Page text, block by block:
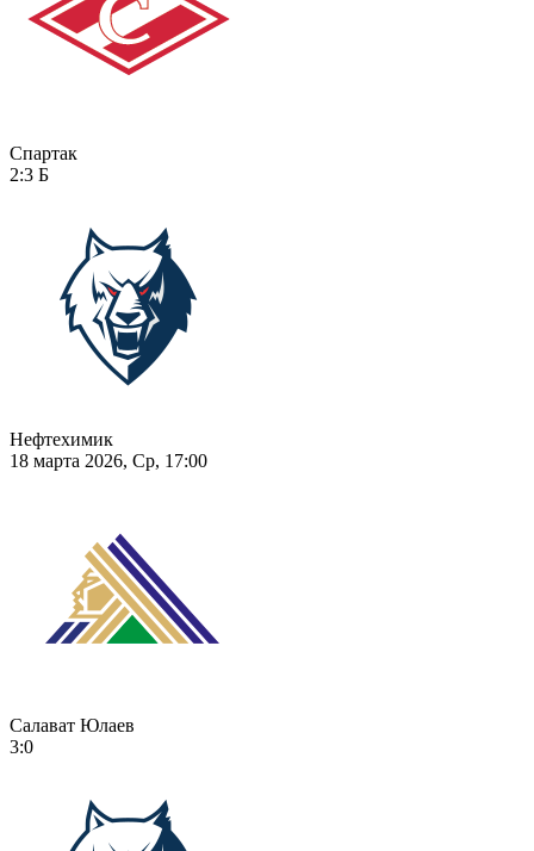
Спартак
2:3 Б
Нефтехимик
18 марта 2026, Ср, 17:00
Салават Юлаев
3:0